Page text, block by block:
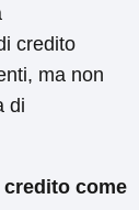
credito
ma non
di
come